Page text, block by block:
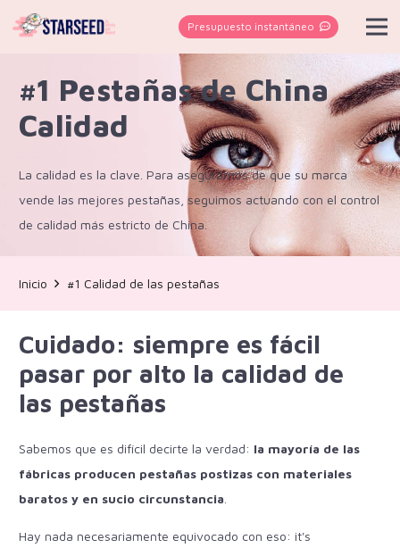
Presupuesto instantáneo
#1 Pestañas de China
Calidad
La calidad es la clave. Para asegurarnos de que su marca
vende las mejores pestañas, seguimos actuando con el control
de calidad más estricto de China.
Inicio #1 Calidad de las pestañas
Cuidado: siempre es fácil
pasar por alto la calidad de
las pestañas
Sabemos que es difícil decirte la verdad: la mayoría de las
fábricas producen pestañas postizas con materiales
baratos y en sucio circunstancia
Hay nada necesariamente equivocado con eso: it's